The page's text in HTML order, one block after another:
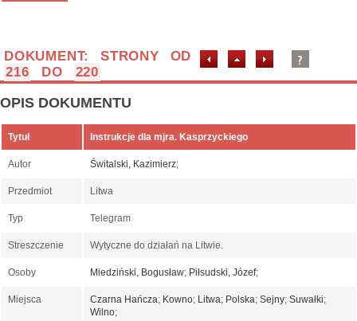
DOKUMENT: STRONY OD
216
DO 220
OPIS DOKUMENTU
Tytuł Instrukcje dla mjra. Kasprzyckiego
Autor Świtalski, Kazimierz;
Przedmiot Litwa
Typ Telegram
Streszczenie Wytyczne do działań na Litwie.
Osoby Miedziński, Bogusław; Piłsudski, Józef;
Miejsca Czarna Hańcza; Kowno; Litwa; Polska; Sejny; Suwałki;
Wilno;